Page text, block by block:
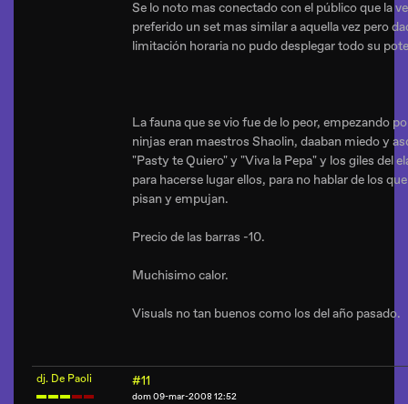
Se lo noto mas conectado con el público que la
preferido un set mas similar a aquella vez pero
limitación horaria no pudo desplegar todo su
La fauna que se vio fue de lo peor, empezando
ninjas eran maestros Shaolin, daaban miedo y
"Pasty te Quiero" y "Viva la Pepa" y los giles del
para hacerse lugar ellos, para no hablar de los
pisan y empujan.
Precio de las barras -10.
Muchisimo calor.
Visuals no tan buenos como los del año pasado.
dj. De Paoli #11
dom 09-mar-2008 12:52